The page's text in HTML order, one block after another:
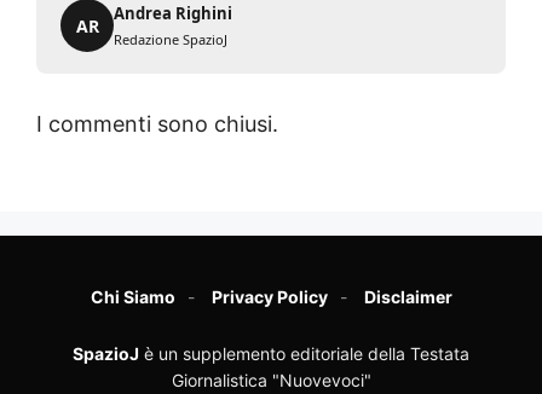
AR
Andrea Righini
Redazione SpazioJ
I commenti sono chiusi.
Chi Siamo Privacy Policy Disclaimer
SpazioJ è un supplemento editoriale della Testata
Giornalistica "Nuovevoci"